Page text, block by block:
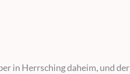
in Herrsching daheim, und der